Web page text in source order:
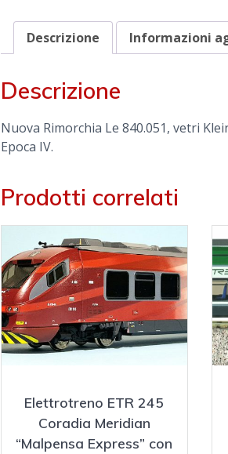
Descrizione Informazioni
Descrizione
Nuova Rimorchia Le 840.051, vetri
Epoca IV.
Prodotti correlati
Elettrotreno ETR 245
Coradia Meridian
“Malpensa Express” con